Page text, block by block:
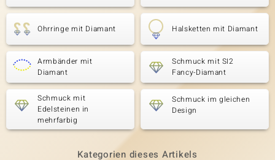
Ohrringe mit Diamant Halsketten mit Diamant
Armbänder mit
Diamant
Schmuck mit SI2
Fancy-Diamant
Schmuck mit
Edelsteinen in
mehrfarbig
Schmuck im gleichen
Design
Kategorien dieses Artikels